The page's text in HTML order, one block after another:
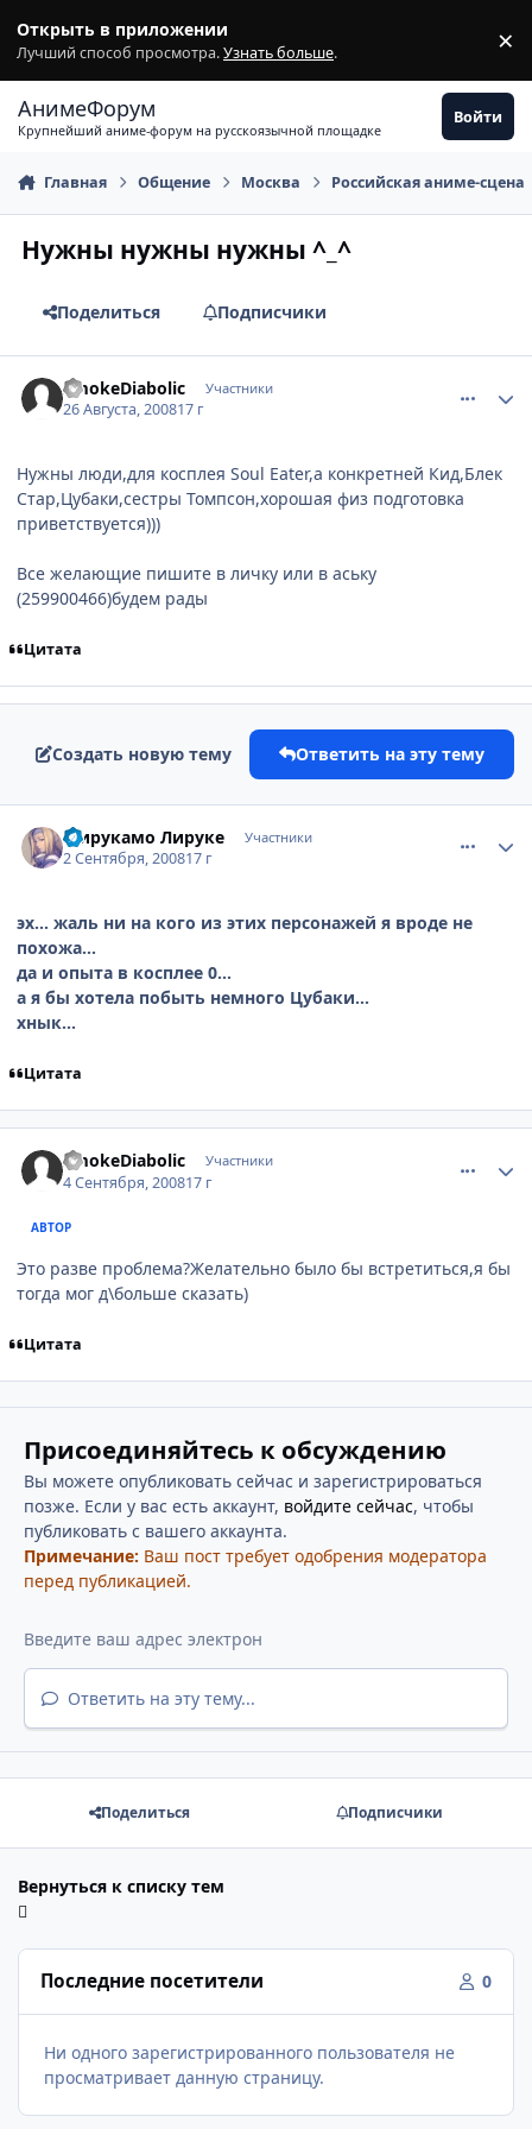
Открыть в приложении
Лучший способ просмотра.Узнать больше. ×
АнимеФорум
Крупнейший аниме-форум на русскоязычной площадке
Войти
Главная Общение Москва Российская аниме-сцена
Нужны нужны нужны ^_^
Поделиться Подписчики
SmokeDiabolic Участники
26 Августа, 200817 г
Нужны люди,для косплея Soul Eater,а конкретней Кид,Блек
Стар,Цубаки,сестры Томпсон,хорошая физ подготовка
приветствуется)))
Все желающие пишите в личку или в аську
(259900466)будем рады
Цитата
Создать новую тему Ответить на эту тему
Мирукамо Лируке Участники
2 Сентября, 200817 г
эх... жаль ни на кого из этих персонажей я вроде не
похожа...
да и опыта в косплее 0...
а я бы хотела побыть немного Цубаки...
хнык...
Цитата
SmokeDiabolic Участники
4 Сентября, 200817 г
АВТОР
Это разве проблема?Желательно было бы встретиться,я бы
тогда мог д\больше сказать)
Цитата
Присоединяйтесь к обсуждению
Вы можете опубликовать сейчас и зарегистрироваться
позже. Если у вас есть аккаунт, войдите сейчас, чтобы
публиковать с вашего аккаунта.
Примечание: Ваш пост требует одобрения модератора
перед публикацией.
Ответить на эту тему...
Поделиться Подписчики
Вернуться к списку тем
Последние посетители 0
Ни одного зарегистрированного пользователя не
просматривает данную страницу.